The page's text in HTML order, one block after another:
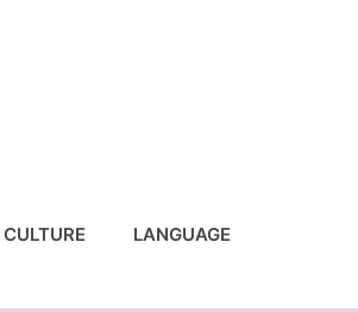
CULTURE LANGUAGE